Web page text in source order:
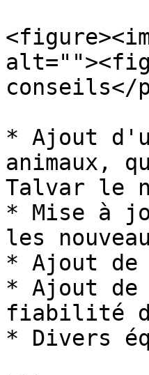
conseils</
* Ajout
animaux,
Talvar le
* Mise à
les
* Ajout de
* Ajout
fiabilité
* Divers